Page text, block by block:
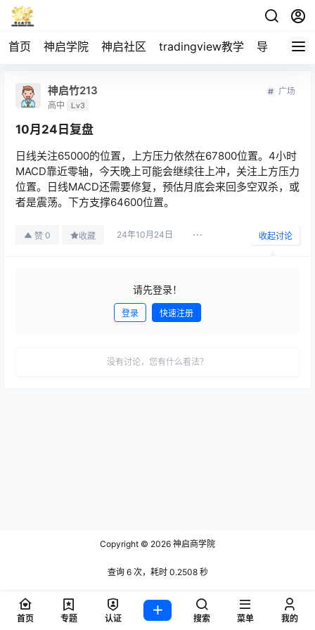
首页 神启学院 神启社区 tradingview教学 导航 空投
神启竹213
高中 Lv3
广场
10月24日复盘
日线关注65000的位置，上方压力依然在67800位置。4小时
MACD靠近零轴，今天晚上可能会继续往上冲，关注上方压力
位置。日线MACD还需要修复，预估月底会来回多空双杀，或
者是震荡。下方支撑64600位置。
赞 0 收藏 24年10月24日 收起讨论
请先登录！
登录 快速注册
没有讨论，您有什么看法？
Copyright © 2026 神启商学院
查询 6 次，耗时 0.2508 秒
首页 专题 认证 搜索 菜单 我的